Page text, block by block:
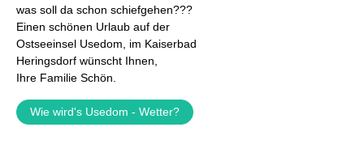
was soll da schon schiefgehen???
Einen schönen Urlaub auf der
Ostseeinsel Usedom, im Kaiserbad
Heringsdorf wünscht Ihnen,
Ihre Familie Schön.
Wie wird's Usedom - Wetter?